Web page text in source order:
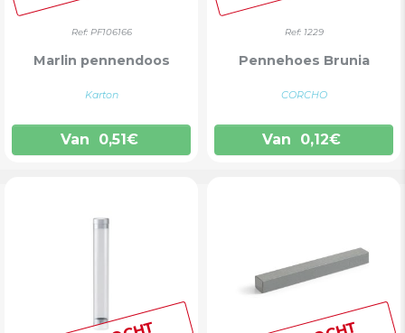
Ref: PF106166
Marlin pennendoos
Karton
Van 0,51€
Ref: 1229
Pennehoes Brunia
CORCHO
Van 0,12€